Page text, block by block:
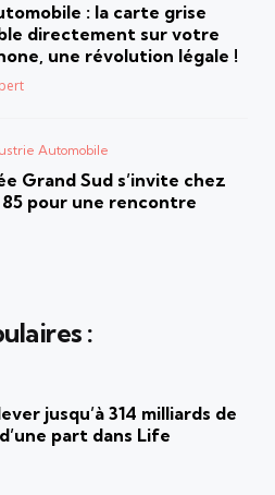
: la carte grise
directement sur votre
une révolution légale !
Automobile
Grand Sud s’invite chez
pour une rencontre
:
jusqu’à 314 milliards de
part dans Life